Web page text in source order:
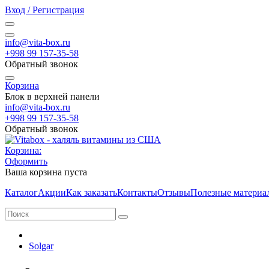
Вход / Регистрация
info@vita-box.ru
+998 99 157-35-58
Обратный звонок
Корзина
Блок в верхней панели
info@vita-box.ru
+998 99 157-35-58
Обратный звонок
Корзина:
Оформить
Ваша корзина пуста
КаталогАкцииКак заказатьКонтактыОтзывыПолезные
Solgar